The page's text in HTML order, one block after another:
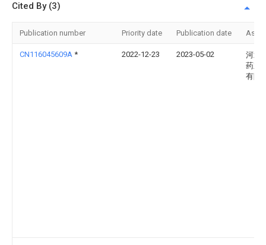
Cited By (3)
Publication number Priority date Publication date
CN116045609A * 2022-12-23 2023-05-02
河北
药业
有限